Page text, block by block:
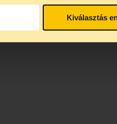
Kiválasztás